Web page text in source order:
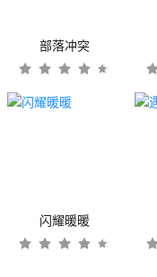
部落冲突
闪耀暖暖